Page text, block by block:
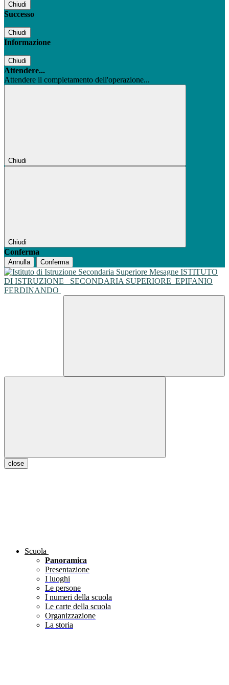
Chiudi
Successo
Chiudi
Informazione
Chiudi
Attendere...
Attendere il completamento dell'operazione...
Chiudi
Chiudi
Conferma
Annulla Conferma
ISTITUTO
DI ISTRUZIONE
SECONDARIA SUPERIORE EPIFANIO
FERDINANDO
close
Scuola
Panoramica
Presentazione
I luoghi
Le persone
I numeri della scuola
Le carte della scuola
Organizzazione
La storia